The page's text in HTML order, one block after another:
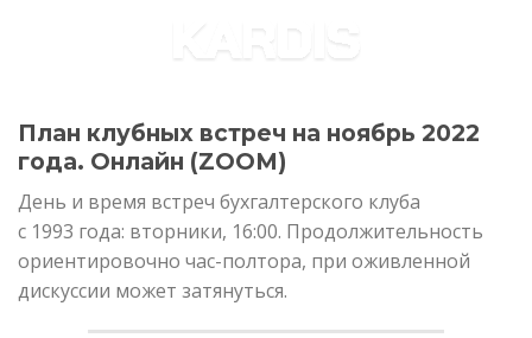
План клубных встреч на ноябрь 2022
года. Онлайн (ZOOM)
День и время встреч бухгалтерского клуба
с 1993 года: вторники, 16:00. Продолжительность
ориентировочно час-полтора, при оживленной
дискуссии может затянуться.